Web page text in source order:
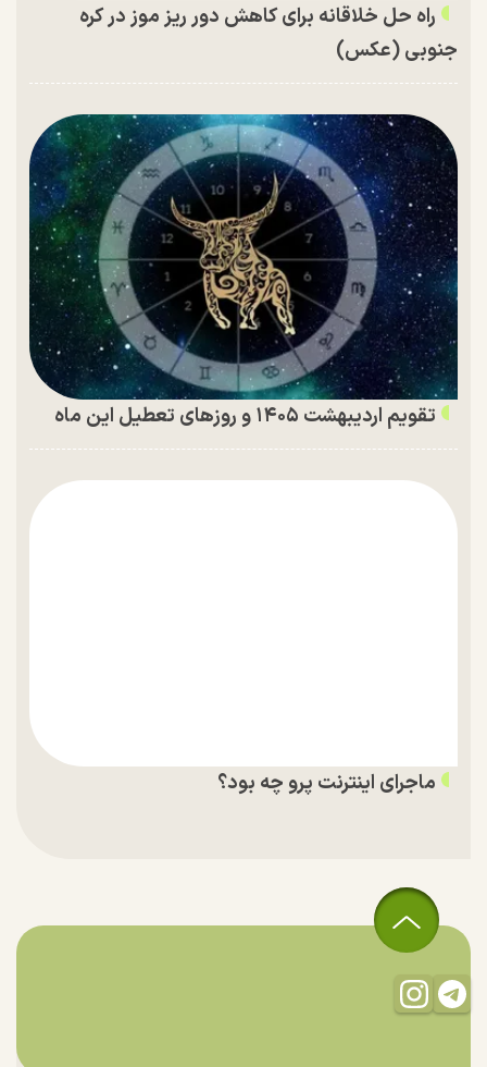
راه حل خلاقانه برای کاهش دور ریز موز در کره
جنوبی (عکس)
تقویم اردیبهشت ۱۴۰۵ و روز‌های تعطیل این ماه
ماجرای اینترنت پرو چه بود؟